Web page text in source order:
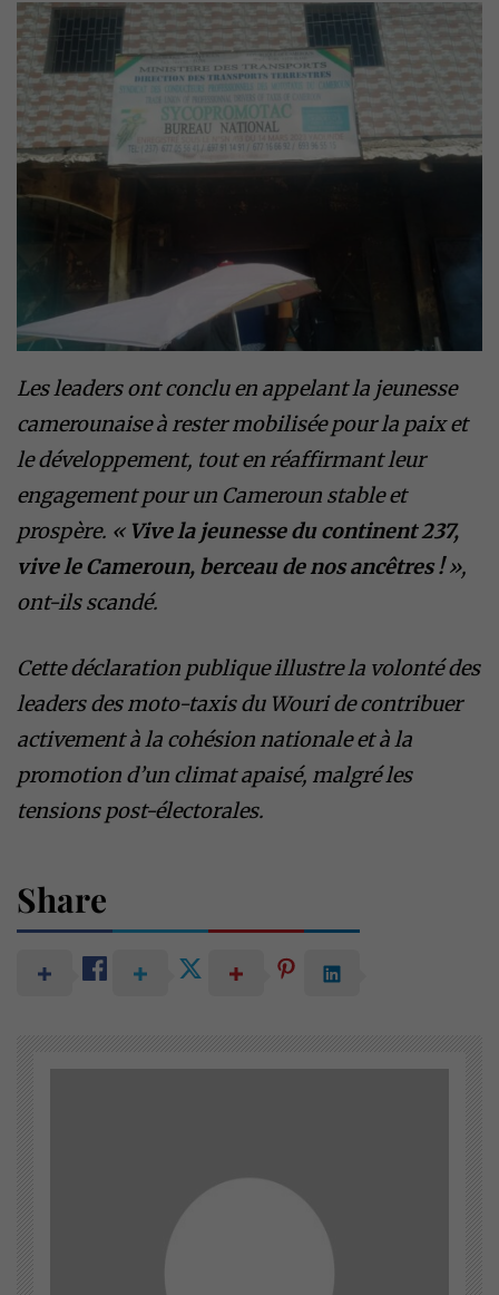
Les leaders ont conclu en appelant la jeunesse
camerounaise à rester mobilisée pour la paix et
le développement, tout en réaffirmant leur
engagement pour un Cameroun stable et
prospère. « Vive la jeunesse du continent 237,
vive le Cameroun, berceau de nos ancêtres !»,
ont-ils scandé.
Cette déclaration publique illustre la volonté des
leaders des moto-taxis du Wouri de contribuer
activement à la cohésion nationale et à la
promotion d’un climat apaisé, malgré les
tensions post-électorales.
Share